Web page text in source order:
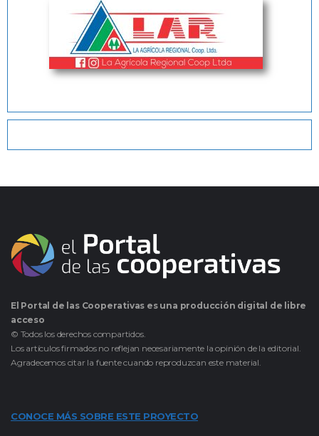
El Portal de las Cooperativas es una producción digital de libre
acceso
© Todos los derechos compartidos.
Los artículos firmados no reflejan necesariamente la opinión de la editorial.
Agradecemos citar la fuente cuando reproduzcan este material.
CONOCE MÁS SOBRE ESTE PROYECTO